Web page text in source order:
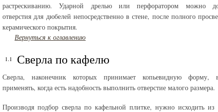
растрескиванию. Ударной дрелью или перфоратором можно
отверстия для дюбелей непосредственно в стене, после полного
керамического покрытия.
Вернуться к оглавлению
Сверла по кафелю
Сверла, наконечник которых принимает копьевидную форму,
применять, когда есть надобность выполнить отверстие малого размера.
Производя подбор сверла по кафельной плитке, нужно исходить из